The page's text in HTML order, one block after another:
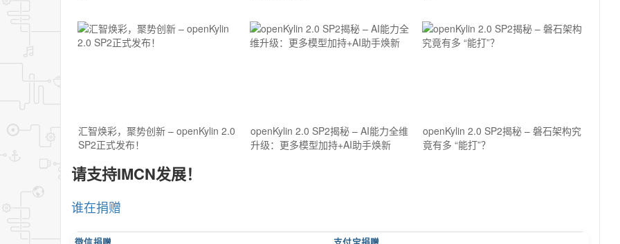
汇智焕彩，聚势创新 – openKylin 2.0
SP2正式发布！
openKylin 2.0 SP2揭秘 – AI能力全维
升级：更多模型加持+AI助手焕新
openKylin 2.0 SP2揭秘 – 磐石架构究
竟有多 “能打”？
请支持IMCN发展！
谁在捐赠